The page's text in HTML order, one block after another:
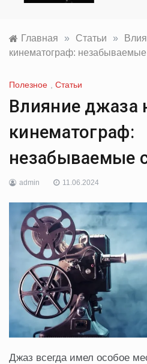
Главная » Статьи »
кинематограф: незабываемые
Полезное , Статьи
Влияние джаза
кинематограф:
незабываемые
admin 11.06.2024
Джаз всегда имел особое